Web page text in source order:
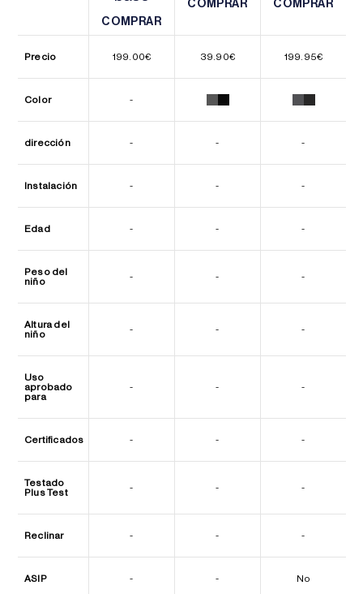
COMPRAR
COMPRAR
COMPRAR
COMPRAR
Precio 199.00€ 39.90€ 199.95€
Color -
dirección - - -
Instalación - - -
Edad - - -
Peso del
niño
- - -
Altura del
niño
- - -
Uso
aprobado
para
- - -
Certificados - - -
Testado
Plus Test
- - -
Reclinar - - -
ASIP - - No